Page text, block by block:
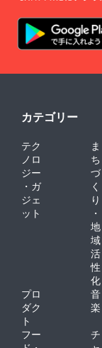
カテゴリー
テク
ノロ
ジー
・ガ
ジェ
ット
ま
ち
づ
く
り
・
地
域
活
性
化
プロ
ダク
ト
音
楽
フー
チ